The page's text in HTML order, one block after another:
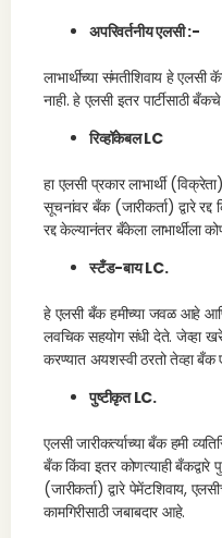
अपरिवर्तनीय एलसी :-
लाभार्थीच्या संमतीशिवाय हे
नाही. हे एलसी इतर पार्टीसाठी
रिव्हॉकेबल LC
हा एलसी प्रकार लाभार्थी
सूचनांवर बँक (जारीकर्ता) द्वारे
रद्द केल्यानंतर बँकेला लाभार्थीला
स्टँड-बाय LC.
हे एलसी बँक हमीच्या जवळ आहे
लवचिक सहयोग संधी देते. जेव्हा
करण्यात अयशस्वी ठरतो तेव्हा बँक
पुष्टीकृत LC.
एलसी जारीकर्त्याच्या बँक हमी
बँक किंवा इतर कोणत्याही बँकद्वारे
(जारीकर्ता) द्वारे पेमेंटशिवाय,
कामगिरीसाठी जबाबदार आहे.